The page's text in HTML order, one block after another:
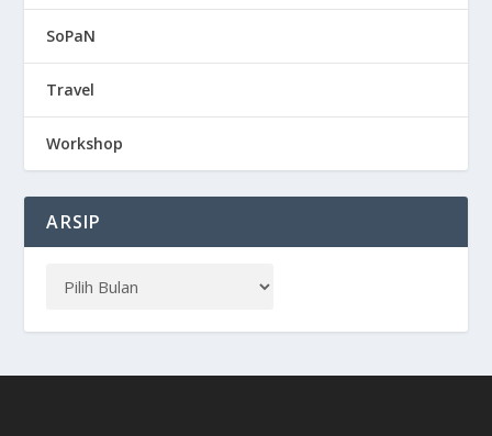
SoPaN
Travel
Workshop
ARSIP